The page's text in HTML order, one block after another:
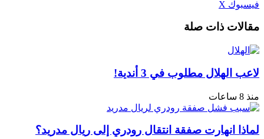
فيسبوك ‫X
البريد
مقالات ذات صلة
لاعب الهلال مطلوب في 3 أندية!
منذ 8 ساعات
لماذا انهارت صفقة انتقال رودري إلى ريال مدريد؟